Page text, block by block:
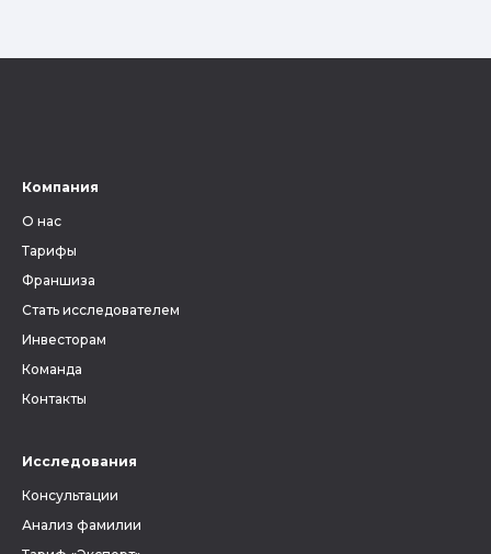
Компания
О нас
Тарифы
Франшиза
Стать исследователем
Инвесторам
Команда
Контакты
Исследования
Консультации
Анализ фамилии